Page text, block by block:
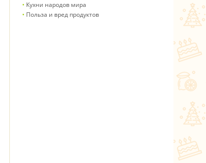
Кухни народов мира
Польза и вред продуктов